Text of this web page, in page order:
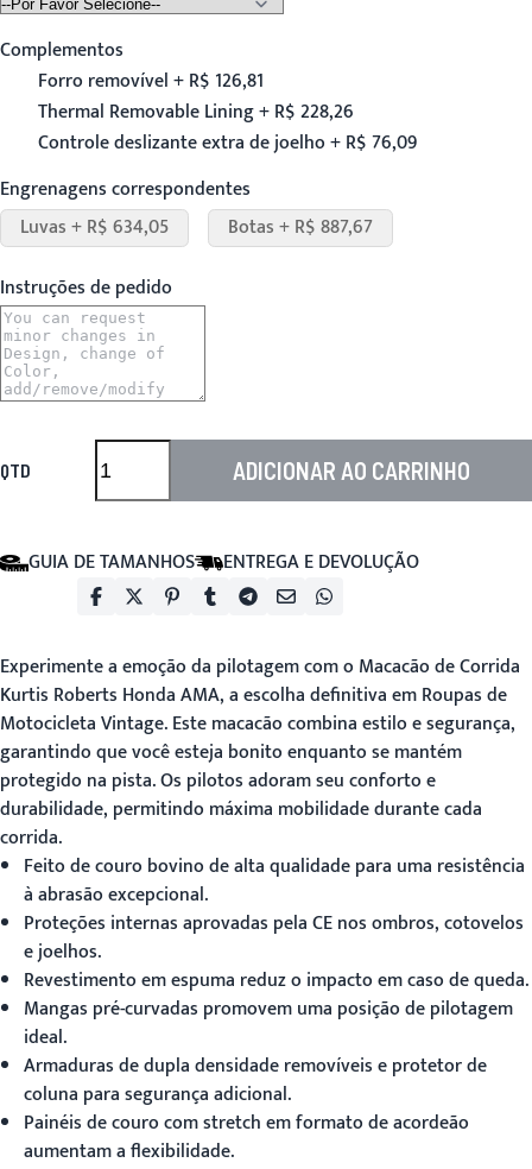
Complementos
Forro removível + R$ 126,81
Thermal Removable Lining + R$ 228,26
Controle deslizante extra de joelho + R$ 76,09
Engrenagens correspondentes
Luvas + R$ 634,05
Botas + R$ 887,67
Instruções de pedido
QTD ADICIONAR AO CARRINHO
GUIA DE TAMANHOS ENTREGA E DEVOLUÇÃO
Experimente a emoção da pilotagem com o Macacão de Corrida
Kurtis Roberts Honda AMA, a escolha definitiva emRoupas de
Motocicleta Vintage. Este macacão combina estilo e segurança,
garantindo que você esteja bonito enquanto se mantém
protegido na pista. Os pilotos adoram seu conforto e
durabilidade, permitindo máxima mobilidade durante cada
corrida.
Feito de couro bovino de alta qualidade para uma resistência
à abrasão excepcional.
Proteções internas aprovadas pela CE nos ombros, cotovelos
e joelhos.
Revestimento em espuma reduz o impacto em caso de queda.
Mangas pré-curvadas promovem uma posição de pilotagem
ideal.
Armaduras de dupla densidade removíveis e protetor de
coluna para segurança adicional.
Painéis de couro com stretch em formato de acordeão
aumentam a flexibilidade.